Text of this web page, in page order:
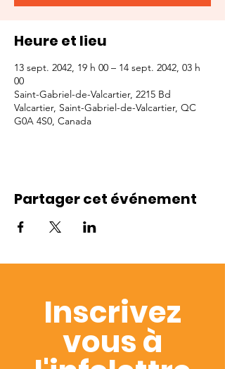
Heure et lieu
13 sept. 2042, 19 h 00 – 14 sept. 2042, 03 h
00
Saint-Gabriel-de-Valcartier, 2215 Bd
Valcartier, Saint-Gabriel-de-Valcartier, QC
G0A 4S0, Canada
Partager cet événement
Inscrivez
vous à